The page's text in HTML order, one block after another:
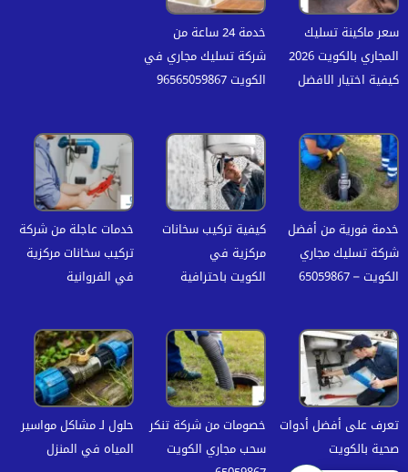
سعر ماكينة تسليك
المجاري بالكويت 2026
كيفية اختيار الافضل
خدمة 24 ساعة من
شركة تسليك مجاري في
الكويت 96565059867
خدمة فورية من أفضل
شركة تسليك مجاري
الكويت – 65059867
كيفية تركيب سخانات
مركزية في
الكويت باحترافية
خدمات عاجلة من شركة
تركيب سخانات مركزية
في الفروانية‏
تعرف على أفضل أدوات
صحية بالكويت
خصومات من شركة تنكر
سحب مجاري الكويت
حلول لـ مشاكل مواسير
المياه في المنزل